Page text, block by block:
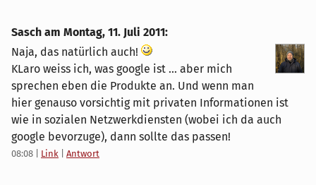
Sasch am Montag, 11. Juli 2011:
Naja, das natürlich auch!
KLaro weiss ich, was google ist ... aber mich
sprechen eben die Produkte an. Und wenn man
hier genauso vorsichtig mit privaten Informationen ist
wie in sozialen Netzwerkdiensten (wobei ich da auch
google bevorzuge), dann sollte das passen!
08:08 Link Antwort